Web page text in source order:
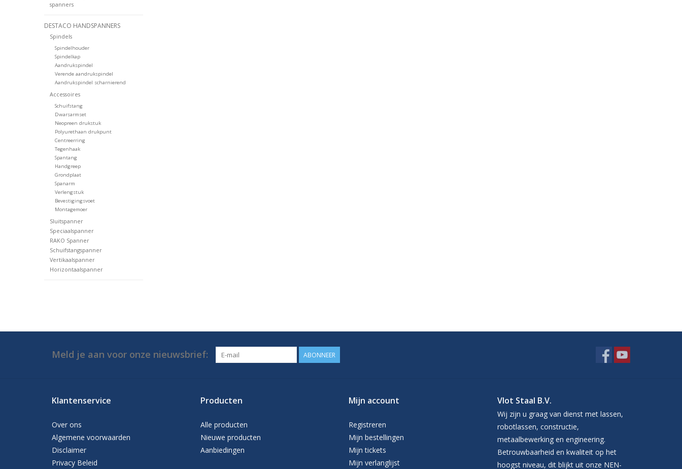
spanners
DESTACO HANDSPANNERS
Spindels
Spindelhouder
Spindelkap
Aandrukspindel
Verende aandrukspindel
Aandrukspindel scharnierend
Accessoires
Schuifstang
Dwarsarmset
Neopreen drukstuk
Polyurethaan drukpunt
Centreerring
Tegenhaak
Spantang
Handgreep
Grondplaat
Spanarm
Verlengstuk
Bevestigingsvoet
Montagemoer
Sluitspanner
Speciaalspanner
RAKO Spanner
Schuifstangspanner
Vertikaalspanner
Horizontaalspanner
Meld je aan voor onze nieuwsbrief: ABONNEER
Klantenservice
Over ons
Algemene voorwaarden
Disclaimer
Privacy Beleid
Producten
Alle producten
Nieuwe producten
Aanbiedingen
Mijn account
Registreren
Mijn bestellingen
Mijn tickets
Mijn verlanglijst
Vlot Staal B.V.
Wij zijn u graag van dienst met lassen,
robotlassen, constructie,
metaalbewerking en engineering.
Betrouwbaarheid en kwaliteit op het
hoogst niveau, dit blijkt uit onze NEN-